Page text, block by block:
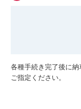
各種手続き完了後に
ご指定ください。